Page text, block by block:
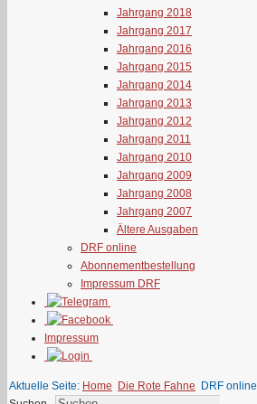
Jahrgang 2018
Jahrgang 2017
Jahrgang 2016
Jahrgang 2015
Jahrgang 2014
Jahrgang 2013
Jahrgang 2012
Jahrgang 2011
Jahrgang 2010
Jahrgang 2009
Jahrgang 2008
Jahrgang 2007
Ältere Ausgaben
DRF online
Abonnementbestellung
Impressum DRF
Impressum
Aktuelle Seite: Home Die Rote Fahne
DRF online